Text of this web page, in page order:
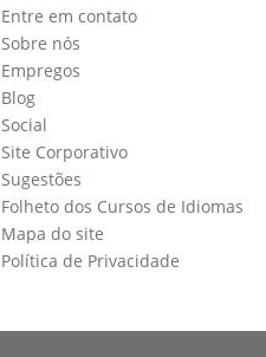
Entre em contato
Sobre nós
Empregos
Blog
Social
Site Corporativo
Sugestões
Folheto dos Cursos de Idiomas
Mapa do site
Política de Privacidade